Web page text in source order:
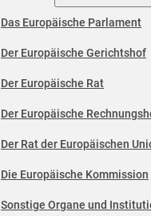
Das Europäische Parlament
Der Europäische Gerichtshof
Der Europäische Rat
Der Europäische
Der Rat der Europäischen
Die Europäische Kommission
Sonstige Organe und